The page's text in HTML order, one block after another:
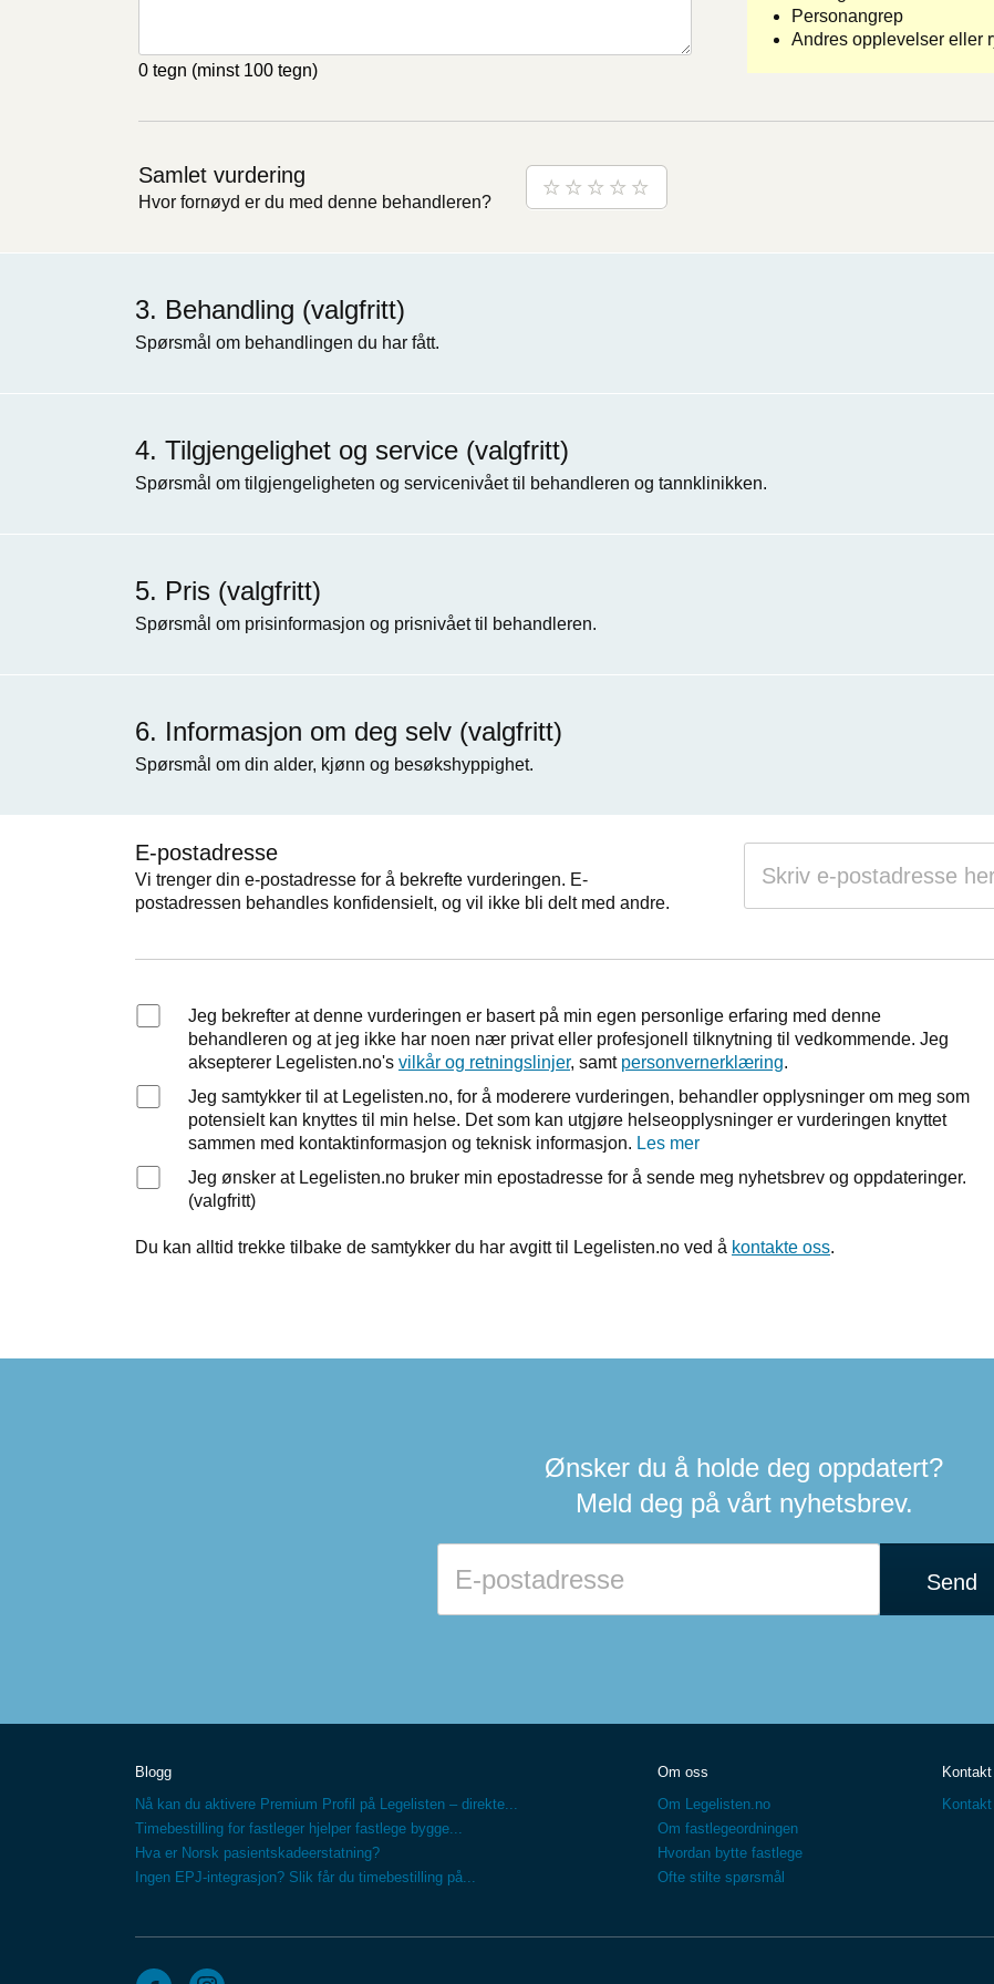
0 tegn (minst 100 tegn)
Personangrep
Andres opplevelser eller
Samlet vurdering
Hvor fornøyd er du med denne behandleren?
Behandling (valgfritt)
Spørsmål om behandlingen du har fått.
Tilgjengelighet og service (valgfritt)
Spørsmål om tilgjengeligheten og servicenivået til behandleren og tannklinikken.
Pris (valgfritt)
Spørsmål om prisinformasjon og prisnivået til behandleren.
Informasjon om deg selv (valgfritt)
Spørsmål om din alder, kjønn og besøkshyppighet.
E-postadresse
Vi trenger din e-postadresse for å bekrefte vurderingen. E-
postadressen behandles konfidensielt, og vil ikke bli delt med andre.
Jeg bekrefter at denne vurderingen er basert på min egen personlige erfaring med denne
behandleren og at jeg ikke har noen nær privat eller profesjonell tilknytning til vedkommende. Jeg
aksepterer Legelisten.no's vilkår og retningslinjer, samt personvernerklæring.
Jeg samtykker til at Legelisten.no, for å moderere vurderingen, behandler opplysninger om meg som
potensielt kan knyttes til min helse. Det som kan utgjøre helseopplysninger er vurderingen knyttet
sammen med kontaktinformasjon og teknisk informasjon. Les mer
Jeg ønsker at Legelisten.no bruker min epostadresse for å sende meg nyhetsbrev og oppdateringer.
(valgfritt)
Du kan alltid trekke tilbake de samtykker du har avgitt til Legelisten.no ved å kontakte oss.
Ønsker du å holde deg oppdatert?
Meld deg på vårt nyhetsbrev.
Send
Blogg
Nå kan du aktivere Premium Profil på Legelisten – direkte...
Timebestilling for fastleger hjelper fastlege bygge...
Hva er Norsk pasientskadeerstatning?
Ingen EPJ-integrasjon? Slik får du timebestilling på...
Om oss
Om Legelisten.no
Om fastlegeordningen
Hvordan bytte fastlege
Ofte stilte spørsmål
Kontakt